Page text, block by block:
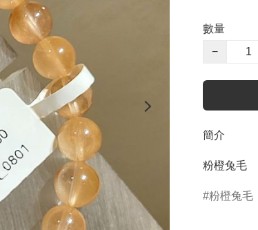
數量
−
簡介
粉橙兔毛
粉橙兔毛